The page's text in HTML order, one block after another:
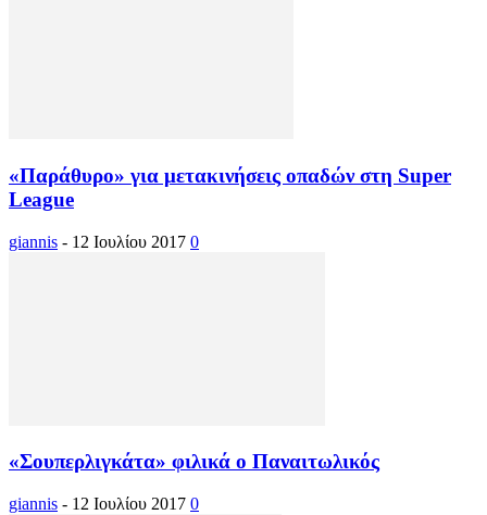
«Παράθυρο» για μετακινήσεις οπαδών στη Super
League
giannis - 12 Ιουλίου 2017 0
«Σουπερλιγκάτα» φιλικά ο Παναιτωλικός
giannis - 12 Ιουλίου 2017 0